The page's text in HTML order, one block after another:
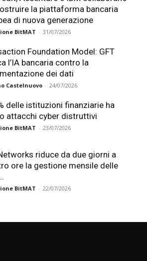
la piattaforma bancaria
di nuova generazione
BitMAT - 31/07/2026
Foundation Model: GFT
l’IA bancaria contro la
dei dati
Castelnuovo - 24/07/2026
delle istituzioni finanziarie ha
attacchi cyber distruttivi
BitMAT - 23/07/2026
riduce da due giorni a
ore la gestione mensile delle
BitMAT - 22/07/2026